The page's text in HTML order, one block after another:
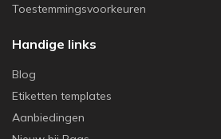
Toestemmingsvoorkeuren
Handige links
Blog
Etiketten templates
Aanbiedingen